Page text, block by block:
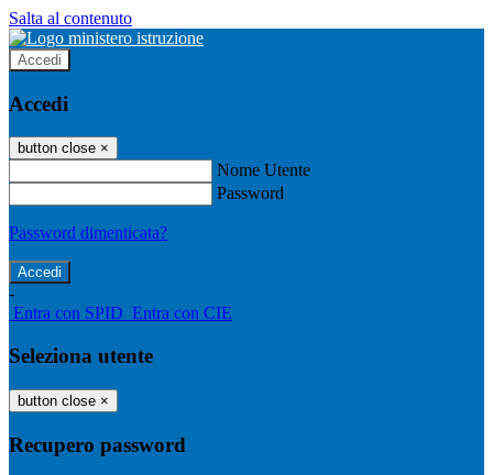
Salta al contenuto
Accedi
Accedi
button close ×
Nome Utente
Password
Password dimenticata?
-
Entra con SPID Entra con CIE
Seleziona utente
button close ×
Recupero password